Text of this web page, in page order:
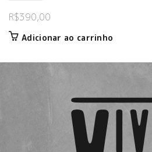
R$390,00
Adicionar ao carrinho